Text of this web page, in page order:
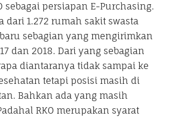
sebagai persiapan E-Purchasing.
dari 1.272 rumah sakit swasta
sebagian yang mengirimkan
dan 2018. Dari yang sebagian
diantaranya tidak sampai ke
tetapi posisi masih di
Bahkan ada yang masih
RKO merupakan syarat